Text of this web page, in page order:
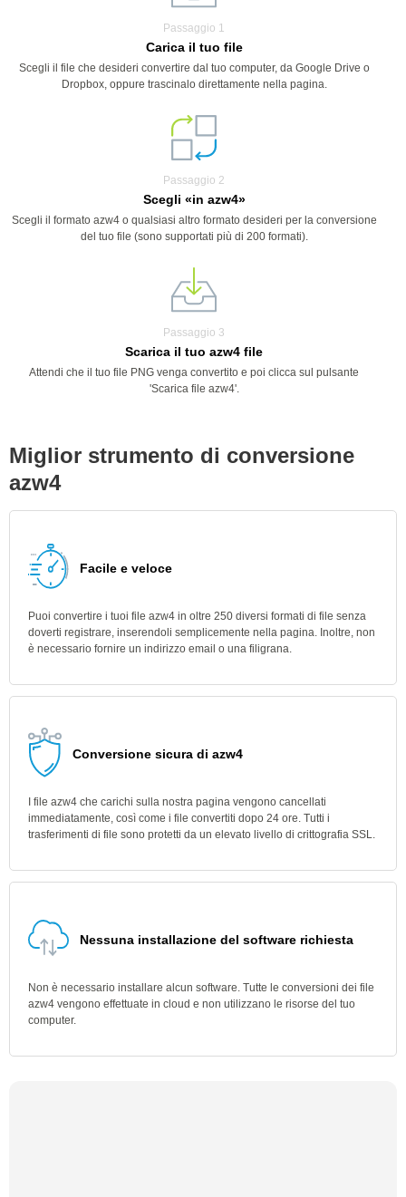
Passaggio 1
Carica il tuo file
Scegli il file che desideri convertire dal tuo computer, da Google Drive o
Dropbox, oppure trascinalo direttamente nella pagina.
Passaggio 2
Scegli «in azw4»
Scegli il formato azw4 o qualsiasi altro formato desideri per la conversione
del tuo file (sono supportati più di 200 formati).
Passaggio 3
Scarica il tuo azw4 file
Attendi che il tuo file PNG venga convertito e poi clicca sul pulsante
'Scarica file azw4'.
Miglior strumento di conversione
azw4
Facile e veloce
Puoi convertire i tuoi file azw4 in oltre 250 diversi formati di file senza
doverti registrare, inserendoli semplicemente nella pagina. Inoltre, non
è necessario fornire un indirizzo email o una filigrana.
Conversione sicura di azw4
I file azw4 che carichi sulla nostra pagina vengono cancellati
immediatamente, così come i file convertiti dopo 24 ore. Tutti i
trasferimenti di file sono protetti da un elevato livello di crittografia SSL.
Nessuna installazione del software richiesta
Non è necessario installare alcun software. Tutte le conversioni dei file
azw4 vengono effettuate in cloud e non utilizzano le risorse del tuo
computer.